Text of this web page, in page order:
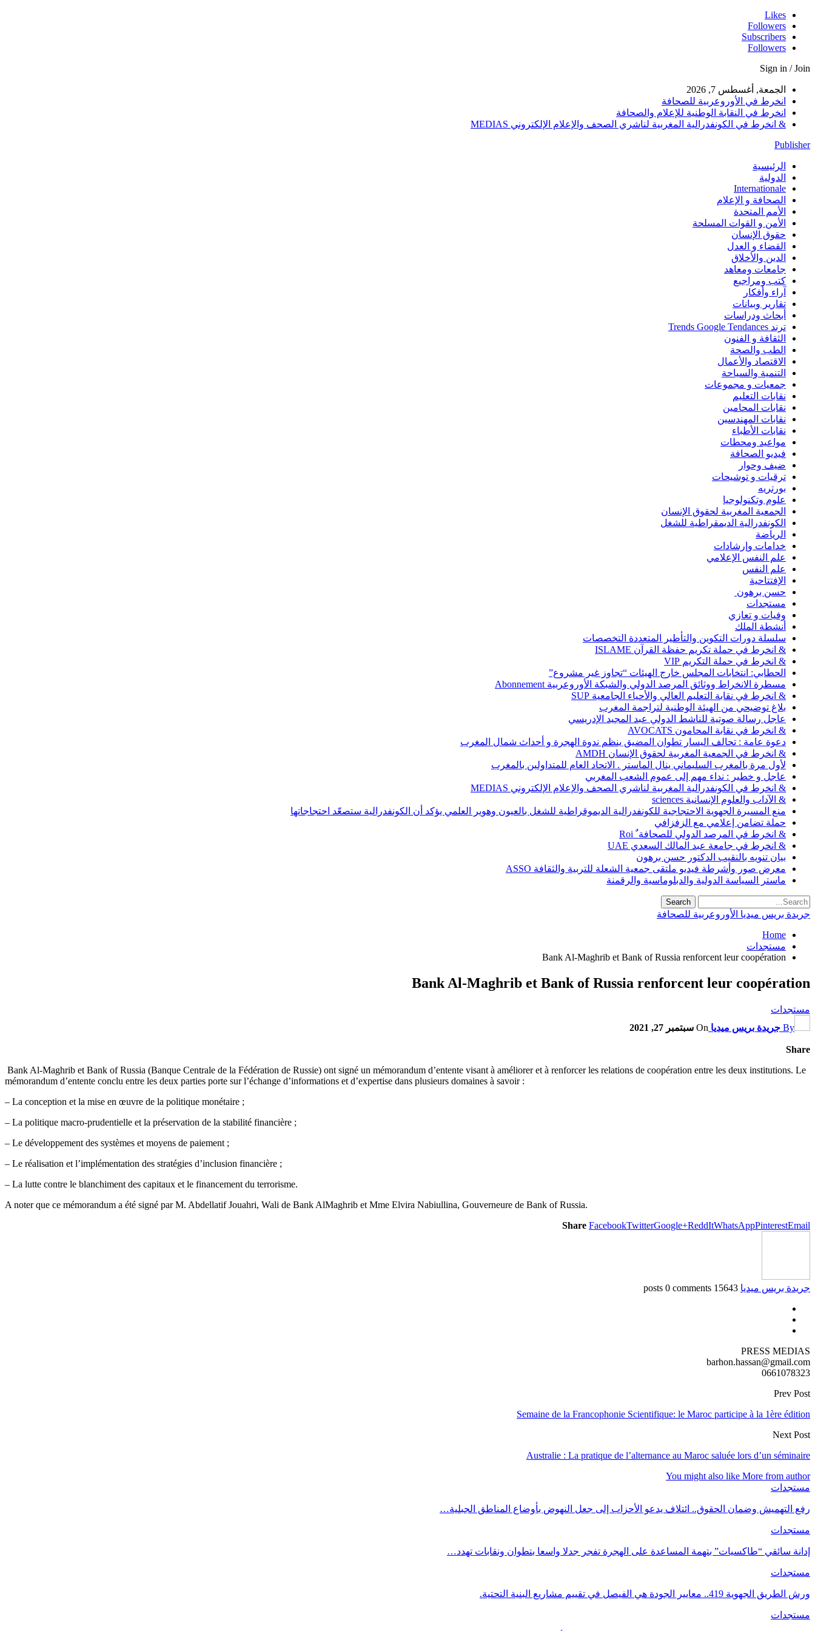
Likes
Followers
Subscribers
Followers
Sign in / Join
الجمعة, أغسطس 7, 2026
انخرط في الأوروعربية للصحافة
انخرط في النقابة الوطنية للإعلام والصحافة
& انخرط في الكونفدرالية المغربية لناشري الصحف والإعلام الإلكتروني MEDIAS
Publisher
الرئيسية
الدولية
Internationale
الصحافة و الإعلام
الأمم المتحدة
الأمن و القوات المسلحة
حقوق الإنسان
القضاء و العدل
الدين والأخلاق
جامعات ومعاهد
كتب ومراجيع
آراء وأفكار
تقارير وبيانات
أبحاث ودراسات
ترند Trends Google Tendances
الثقافة و الفنون
الطب والصحة
الاقتصاد والأعمال
التنمية والسياحة
جمعيات و مجموعات
نقابات التعليم
نقابات المحامين
نقابات المهندسين
نقابات الأطباء
مواعيد ومحطات
فيديو الصحافة
ضيف وحوار
ترقيات و توشيحات
بورتريه
علوم وتكنولوجيا
الجمعية المغربية لحقوق الإنسان
الكونفدرالية الديمقراطية للشغل
الرياضة
خدامات وإرشادات
علم النفس الإعلامي
علم النفس
الإفتتاحية
حسن برهون
مستجدات
وفيات و تعازي
أنشطة الملك
سلسلة دورات التكوين والتأطير المتعددة التخصصات
& انخرط في حملة تكريم حفظة القرآن ISLAME
& انخرط في حملة التكريم VIP
الحطابي: انتخابات المجلس خارج الهيئات “تجاوز غير مشروع”
مسطرة الانخراط ووثائق المرصد الدولي والشبكة الأوروعربية Abonnement
& انخرط في نقابة التعليم العالي والأحياء الجامعية SUP
بلاغ توضيحي من الهيئة الوطنية لتراجمة المغرب
عاجل رسالة صوتية للناشط الدولي عبد المجيد الإدريسي
& انخرط في نقابة المحامون AVOCATS
دعوة عامة : تحالف اليسار تطوان المضيق ينظم ندوة الهجرة و أحداث شمال المغرب
& انخرط في الجمعية المغربية لحقوق الإنسان AMDH
لأول مرة بالمغرب السليماني ينال الماستر . الاتحاد العام للمتداولين بالمغرب
عاجل و خطير : نداء مهم إلى عموم الشعب المغربي
& انخرط في الكونفدرالية المغربية لناشري الصحف والإعلام الإلكتروني MEDIAS
& الآداب والعلوم الإنسانية sciences
منع المسيرة الجهوية الاحتجاجية للكونفدرالية الديموقراطية للشغل بالعيون وهوير العلمي يؤكد أن الكونفدرالية ستصعّد احتجاجاتها
حملة تضامن إعلامي مع الزفزافي
& انخرط في المرصد الدولي للصحافة ٌ Roi
& انخرط في جامعة عبد المالك السعدي UAE
بيان تنويه بالنقيب الدكتور حسن برهون
معرض صور وأشرطة فيديو ملتقى جمعية الشعلة للتربية والثقافة ASSO
ماستر السياسة الدولية والدبلوماسية والرقمنة
جريدة بريس ميديا الأوروعربية للصحافة
Home
مستجدات
Bank Al-Maghrib et Bank of Russia renforcent leur coopération
Bank Al-Maghrib et Bank of Russia renforcent leur coopération
مستجدات
By جريدة بريس ميديا On سبتمبر 27, 2021
Share
Bank Al-Maghrib et Bank of Russia (Banque Centrale de la Fédération de Russie) ont signé un mémorandum d’entente visant à améliorer et à renforcer les relations de coopération entre les deux institutions. Le
mémorandum d’entente conclu entre les deux parties porte sur l’échange d’informations et d’expertise dans plusieurs domaines à savoir :
– La conception et la mise en œuvre de la politique monétaire ;
– La politique macro-prudentielle et la préservation de la stabilité financière ;
– Le développement des systèmes et moyens de paiement ;
– Le réalisation et l’implémentation des stratégies d’inclusion financière ;
– La lutte contre le blanchiment des capitaux et le financement du terrorisme.
A noter que ce mémorandum a été signé par M. Abdellatif Jouahri, Wali de Bank AlMaghrib et Mme Elvira Nabiullina, Gouverneure de Bank of Russia.
Share FacebookTwitterGoogle+ReddItWhatsAppPinterestEmail
جريدة بريس ميديا 15643 posts
0 comments
PRESS MEDIAS
barhon.hassan@gmail.com
0661078323
Prev Post
Semaine de la Francophonie Scientifique: le Maroc participe à la 1ère édition
Next Post
Australie : La pratique de l’alternance au Maroc saluée lors d’un séminaire
You might also like More from author
مستجدات
رفع التهميش وضمان الحقوق.. ائتلاف يدعو الأحزاب إلى جعل النهوض بأوضاع المناطق الجبلية…
مستجدات
إدانة سائقي “طاكسيات” بتهمة المساعدة على الهجرة تفجر جدلا واسعا بتطوان ونقابات تهدد…
مستجدات
ورش الطريق الجهوية 419.. معايير الجودة هي الفيصل في تقييم مشاريع البنية التحتية.
مستجدات